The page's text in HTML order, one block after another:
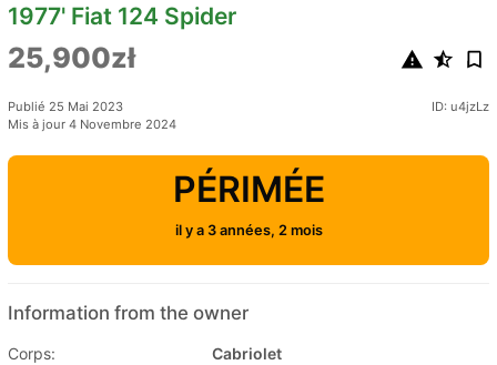
1977' Fiat 124 Spider
25,900zł
Publié 25 Mai 2023
Mis à jour 4 Novembre 2024
ID: u4jzLz
PÉRIMÉE
il y a 3 années, 2 mois
Information from the owner
Corps:
Cabriolet